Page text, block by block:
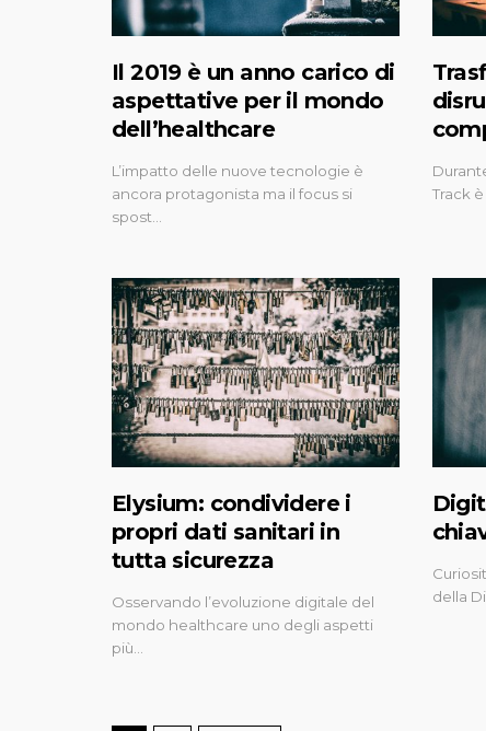
Il 2019 è un anno carico di
aspettative per il mondo
dell’healthcare
L’impatto delle nuove tecnologie è
ancora protagonista ma il focus si
spost…
Track
Elysium: condividere i
propri dati sanitari in
tutta sicurezza
Osservando l’evoluzione digitale del
mondo healthcare uno degli aspetti
più…
della